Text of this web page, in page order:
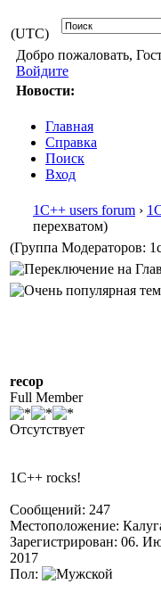
(UTC)
Добро пожаловать,
Войдите
Новости:
Главная
Справка
Поиск
Вход
1С++ users forum ›
перехватом)
(Группа Модераторов:
recop
Full Member
Отсутствует
1C++ rocks!
Сообщений: 247
Местоположение:
Зарегистрирован: 06.
2017
Пол: